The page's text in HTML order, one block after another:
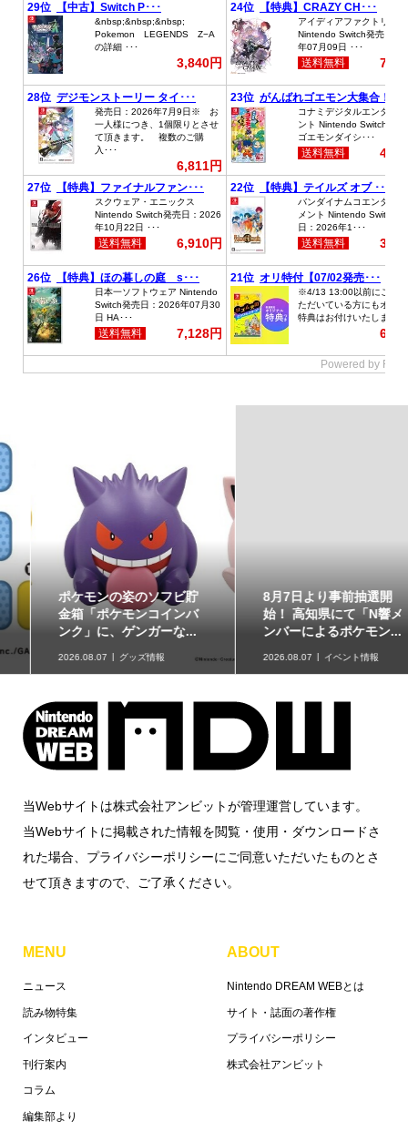
ポケモンの姿のソフビ貯
金箱「ポケモンコインバ
ンク」に、ゲンガーな...
2026.08.07 グッズ情報
8月7日より事前抽選開
始！ 高知県にて「N響メ
ンバーによるポケモン...
2026.08.07 イベント情報
当Webサイトは株式会社アンビットが管理運営しています。
当Webサイトに掲載された情報を閲覧・使用・ダウンロードさ
れた場合、プライバシーポリシーにご同意いただいたものとさ
せて頂きますので、ご了承ください。
MENU
ニュース
読み物特集
インタビュー
刊行案内
コラム
編集部より
ABOUT
Nintendo DREAM WEBとは
サイト・誌面の著作権
プライバシーポリシー
株式会社アンビット